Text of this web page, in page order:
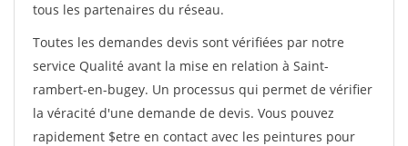
tous les partenaires du réseau.
Toutes les demandes devis sont vérifiées par notre
service Qualité avant la mise en relation à Saint-
rambert-en-bugey. Un processus qui permet de vérifier
la véracité d'une demande de devis. Vous pouvez
rapidement $etre en contact avec les peintures pour